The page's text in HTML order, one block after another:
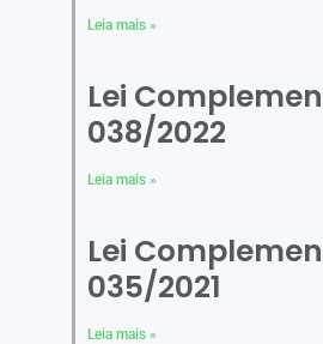
Leia mais »
Lei
038/2022
Leia mais »
Lei
035/2021
Leia mais »